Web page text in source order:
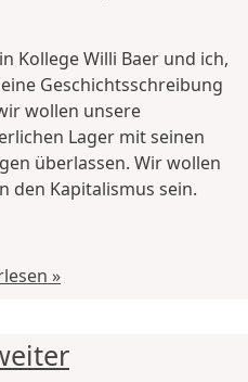
Kollege Willi Baer und ich,
Geschichtsschreibung
wollen unsere
Lager mit seinen
überlassen. Wir wollen
den Kapitalismus sein.
»